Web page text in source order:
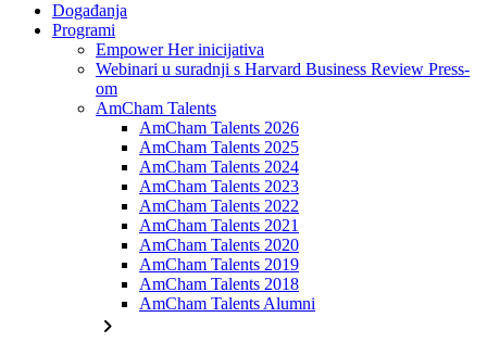
Događanja
Programi
Empower Her inicijativa
Webinari u suradnji s Harvard Business Review Press-
om
AmCham Talents
AmCham Talents 2026
AmCham Talents 2025
AmCham Talents 2024
AmCham Talents 2023
AmCham Talents 2022
AmCham Talents 2021
AmCham Talents 2020
AmCham Talents 2019
AmCham Talents 2018
AmCham Talents Alumni
chevron_right